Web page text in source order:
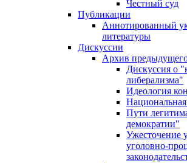
Честный суд
Публикации
Аннотированный
литературы
Дискуссии
Архив
Дискуссия о
либерализма"
Идеология
Пути
демократии"
Ужесточение
уголовно-